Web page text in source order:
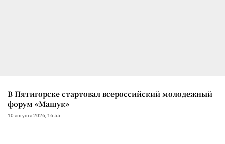
В Пятигорске стартовал всероссийский молодежный
форум «Машук»
10 августа 2026, 16:55